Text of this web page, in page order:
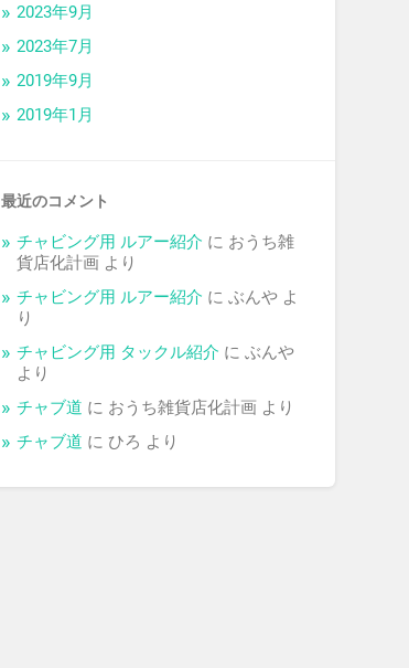
2023年9月
2023年7月
2019年9月
2019年1月
最近のコメント
チャビング用 ルアー紹介 に おうち雑
貨店化計画 より
チャビング用 ルアー紹介 にぶんや よ
り
チャビング用 タックル紹介 にぶんや
より
チャブ道 に おうち雑貨店化計画 より
チャブ道 にひろ より